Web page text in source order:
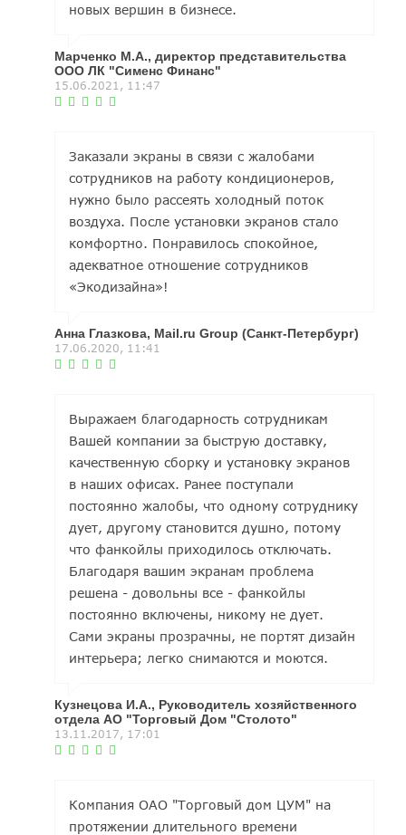
новых вершин в бизнесе.
Марченко М.А., директор представительства
ООО ЛК "Сименс Финанс"
15.06.2021, 11:47
Заказали экраны в связи с жалобами
сотрудников на работу кондиционеров,
нужно было рассеять холодный поток
воздуха. После установки экранов стало
комфортно. Понравилось спокойное,
адекватное отношение сотрудников
«Экодизайна»!
Анна Глазкова, Mail.ru Group (Санкт-Петербург)
17.06.2020, 11:41
Выражаем благодарность сотрудникам
Вашей компании за быструю доставку,
качественную сборку и установку экранов
в наших офисах. Ранее поступали
постоянно жалобы, что одному сотруднику
дует, другому становится душно, потому
что фанкойлы приходилось отключать.
Благодаря вашим экранам проблема
решена - довольны все - фанкойлы
постоянно включены, никому не дует.
Сами экраны прозрачны, не портят дизайн
интерьера; легко снимаются и моются.
Кузнецова И.А., Руководитель хозяйственного
отдела АО "Торговый Дом "Столото"
13.11.2017, 17:01
Компания ОАО "Торговый дом ЦУМ" на
протяжении длительного времени